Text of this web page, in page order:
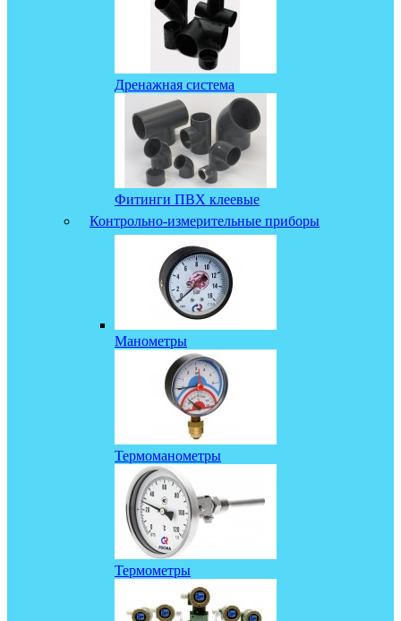
Дренажная система
Фитинги ПВХ клеевые
Контрольно-измерительные приборы
Манометры
Термоманометры
Термометры